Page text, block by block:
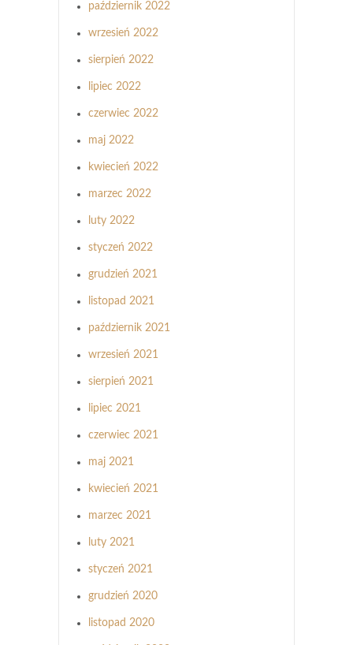
październik 2022
wrzesień 2022
sierpień 2022
lipiec 2022
czerwiec 2022
maj 2022
kwiecień 2022
marzec 2022
luty 2022
styczeń 2022
grudzień 2021
listopad 2021
październik 2021
wrzesień 2021
sierpień 2021
lipiec 2021
czerwiec 2021
maj 2021
kwiecień 2021
marzec 2021
luty 2021
styczeń 2021
grudzień 2020
listopad 2020